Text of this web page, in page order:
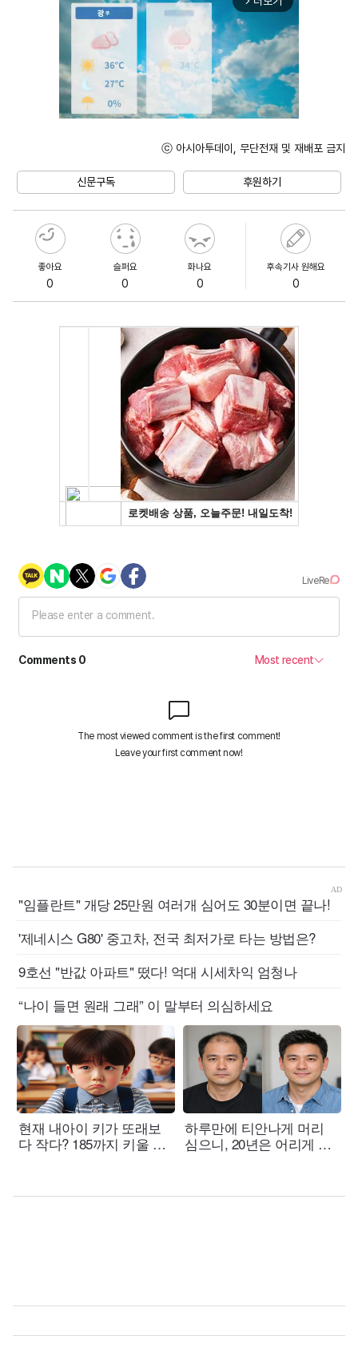
ⓒ 아시아투데이, 무단전재 및 재배포 금지
신문구독 후원하기
좋아요
0
슬퍼요
0
화나요
0
후속기사 원해요
0